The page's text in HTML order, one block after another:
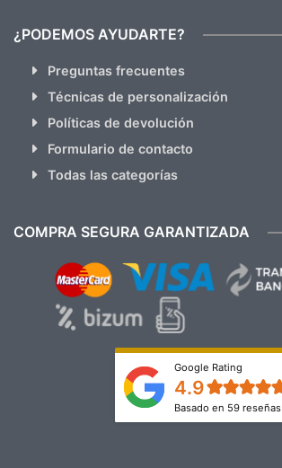
¿PODEMOS AYUDARTE?
Preguntas frecuentes
Técnicas de personalización
Políticas de devolución
Formulario de contacto
Todas las categorías
COMPRA SEGURA GARANTIZADA
Google Rating
4.9
Basado en 59 reseñas